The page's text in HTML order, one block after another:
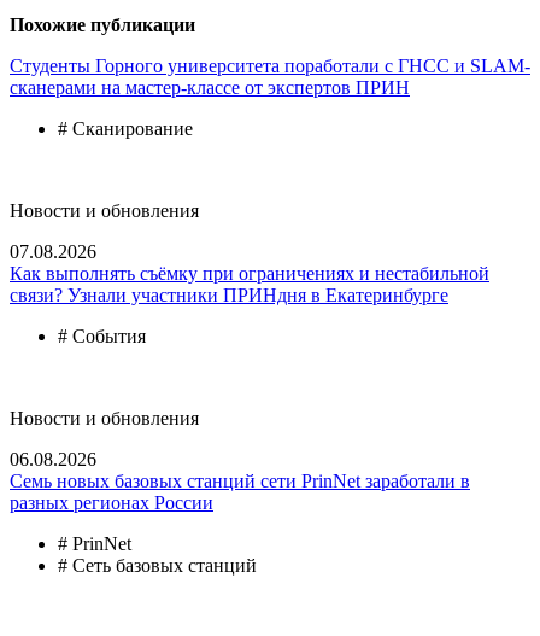
Похожие публикации
Студенты Горного университета поработали с ГНСС и SLAM-
сканерами на мастер-классе от экспертов ПРИН
# Сканирование
Новости и обновления
07.08.2026
Как выполнять съёмку при ограничениях и нестабильной
связи? Узнали участники ПРИНдня в Екатеринбурге
# События
Новости и обновления
06.08.2026
Семь новых базовых станций сети PrinNet заработали в
разных регионах России
# PrinNet
# Сеть базовых станций